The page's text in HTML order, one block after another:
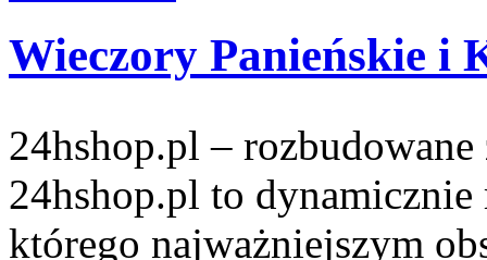
Wieczory Panieńskie i
24hshop.pl –
24hshop.pl to
którego najważniejszym